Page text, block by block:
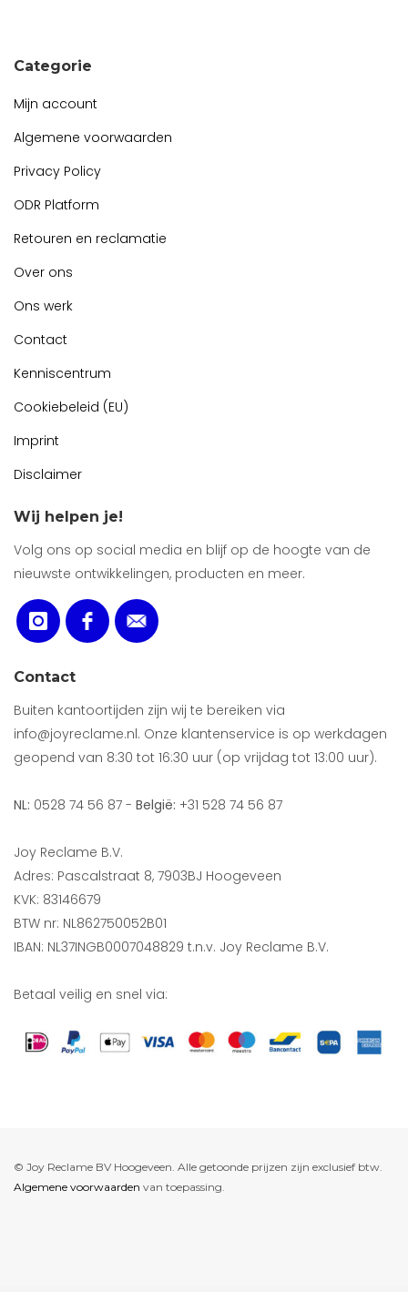
Categorie
Mijn account
Algemene voorwaarden
Privacy Policy
ODR Platform
Retouren en reclamatie
Over ons
Ons werk
Contact
Kenniscentrum
Cookiebeleid (EU)
Imprint
Disclaimer
Wij helpen je!
Volg ons op social media en blijf op de hoogte van de
nieuwste ontwikkelingen, producten en meer.
Contact
Buiten kantoortijden zijn wij te bereiken via
info@joyreclame.nl. Onze klantenservice is op werkdagen
geopend van 8:30 tot 16:30 uur (op vrijdag tot 13:00 uur).
NL: 0528 74 56 87 - België: +31 528 74 56 87
Joy Reclame B.V.
Adres: Pascalstraat 8, 7903BJ Hoogeveen
KVK: 83146679
BTW nr: NL862750052B01
IBAN: NL37INGB0007048829 t.n.v. Joy Reclame B.V.
Betaal veilig en snel via:
© Joy Reclame BV Hoogeveen. Alle getoonde prijzen zijn exclusief btw.
Algemene voorwaarden van toepassing.